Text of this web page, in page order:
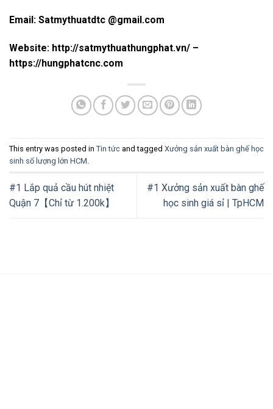
Email: Satmythuatdtc @gmail.com
Website: http://satmythuathungphat.vn/ –
https://hungphatcnc.com
This entry was posted in Tin tức and tagged Xưởng sản xuất bàn ghế học
sinh số lượng lớn HCM
#1 Lắp quả cầu hút nhiệt
Quận 7【Chỉ từ 1.200k】
#1 Xưởng sản xuất bàn ghế
học sinh giá sỉ | TpHCM